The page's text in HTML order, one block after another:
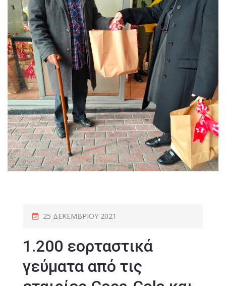
25 ΔΕΚΕΜΒΡΊΟΥ 2021
1.200 εορταστικά
γεύματα από τις